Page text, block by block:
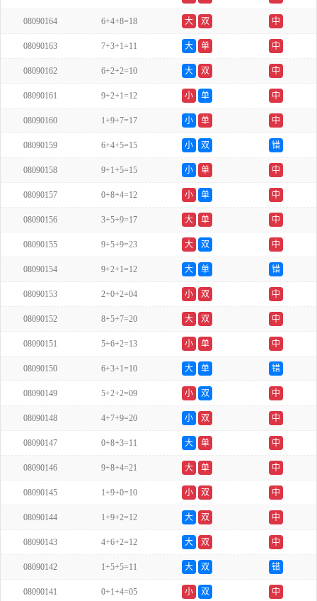
08090164 6+4+8=18 大 双 中
08090163 7+3+1=11 大 单 中
08090162 6+2+2=10 大 双 中
08090161 9+2+1=12 小 单 中
08090160 1+9+7=17 小 单 中
08090159 6+4+5=15 小 双 错
08090158 9+1+5=15 小 单 中
08090157 0+8+4=12 小 单 中
08090156 3+5+9=17 大 单 中
08090155 9+5+9=23 大 双 中
08090154 9+2+1=12 大 单 错
08090153 2+0+2=04 小 双 中
08090152 8+5+7=20 大 双 中
08090151 5+6+2=13 小 单 中
08090150 6+3+1=10 大 单 错
08090149 5+2+2=09 小 双 中
08090148 4+7+9=20 小 双 中
08090147 0+8+3=11 大 单 中
08090146 9+8+4=21 大 单 中
08090145 1+9+0=10 小 双 中
08090144 1+9+2=12 大 双 中
08090143 4+6+2=12 大 双 中
08090142 1+5+5=11 大 双 错
08090141 0+1+4=05 小 双 中